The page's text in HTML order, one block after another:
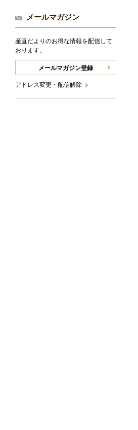
メールマガジン
産直だよりのお得な情報を配信して
おります。
メールマガジン登録
アドレス変更・配信解除